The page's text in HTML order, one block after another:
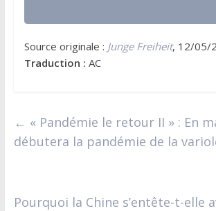
Source originale : Junge Freiheit, 12/05/
Traduction : AC
← « Pandémie le retour II » : En
débutera la pandémie de la
Pourquoi la Chine s’entête-t-elle